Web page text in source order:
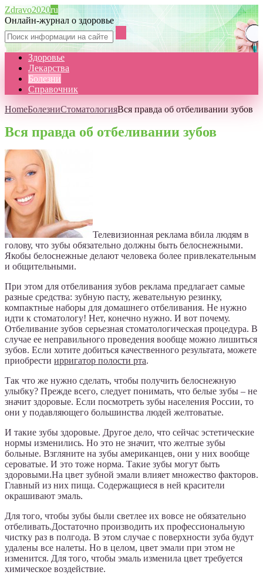
Zdravo2020ru
Онлайн-журнал о здоровье
Здоровье
Лекарства
Болезни
Справочник
HomeБолезниСтоматологияВся правда об отбеливании зубов
Вся правда об отбеливании зубов
Телевизионная реклама вбила людям в
голову, что зубы обязательно должны быть белоснежными.
Якобы белоснежные делают человека более привлекательным
и общительными.
При этом для отбеливания зубов реклама предлагает самые
разные средства: зубную пасту, жевательную резинку,
компактные наборы для домашнего отбеливания. Не нужно
идти к стоматологу! Нет, конечно нужно. И вот почему.
Отбеливание зубов серьезная стоматологическая процедура. В
случае ее неправильного проведения вообще можно лишиться
зубов. Если хотите добиться качественного результата, можете
приобрести ирригатор полости рта.
Так что же нужно сделать, чтобы получить белоснежную
улыбку? Прежде всего, следует понимать, что белые зубы – не
значит здоровые. Если посмотреть зубы населения России, то
они у подавляющего большинства людей желтоватые.
И такие зубы здоровые. Другое дело, что сейчас эстетические
нормы изменились. Но это не значит, что желтые зубы
больные. Взгляните на зубы американцев, они у них вообще
сероватые. И это тоже норма. Такие зубы могут быть
здоровыми.На цвет зубной эмали влияет множество факторов.
Главный из них пища. Содержащиеся в ней красители
окрашивают эмаль.
Для того, чтобы зубы были светлее их вовсе не обязательно
отбеливать.Достаточно производить их профессиональную
чистку раз в полгода. В этом случае с поверхности зуба будут
удалены все налеты. Но в целом, цвет эмали при этом не
изменится. Для того, чтобы эмаль изменила цвет требуется
химическое воздействие.